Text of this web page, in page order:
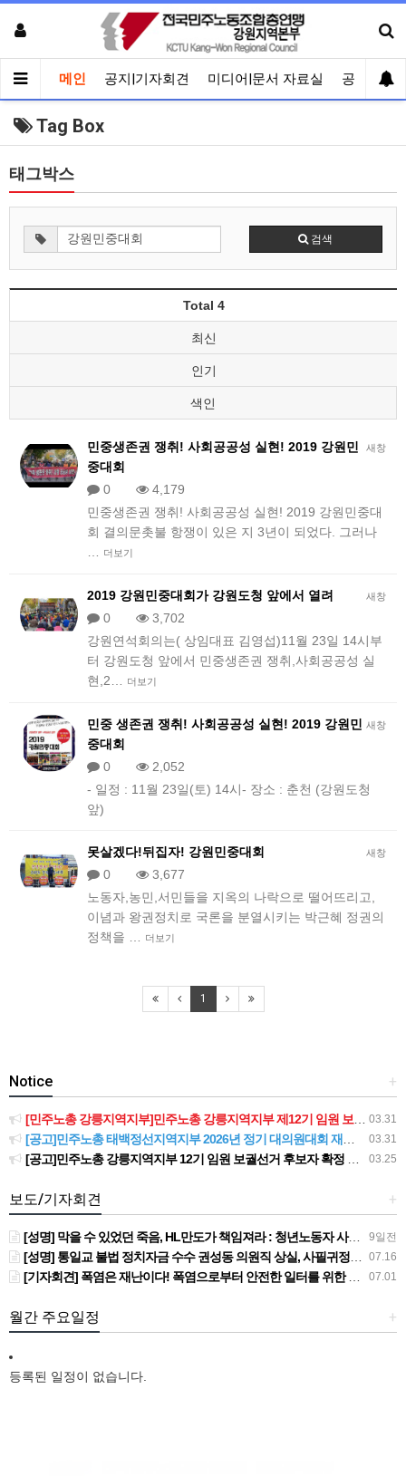
메인 공지|기자회견 미디어|문서 자료실 공유게시
Tag Box
태그박스
검색
Total 4
최신
인기
색인
새창
민중생존권 쟁취! 사회공공성 실현! 2019 강원민
중대회
0
4,179
민중생존권 쟁취! 사회공공성 실현! 2019 강원민중대
회 결의문촛불 항쟁이 있은 지 3년이 되었다. 그러나
더보기
새창
2019 강원민중대회가 강원도청 앞에서 열려
0
3,702
강원연석회의는( 상임대표 김영섭)11월 23일 14시부
터 강원도청 앞에서 민중생존권 쟁취,사회공공성 실
현,2…
더보기
새창
민중 생존권 쟁취! 사회공공성 실현! 2019 강원민
중대회
0
2,052
- 일정 : 11월 23일(토) 14시- 장소 : 춘천 (강원도청
앞)
새창
못살겠다!뒤집자! 강원민중대회
0
3,677
노동자,농민,서민들을 지옥의 나락으로 떨어뜨리고,
이념과 왕권정치로 국론을 분열시키는 박근혜 정권의
정책을 …
더보기
1
+
Notice
03.31
[민주노총 강릉지역지부]민주노총 강릉지역지부 제12기 임원 보궐선거결과 공고
03.31
[공고]민주노총 태백정선지역지부 2026년 정기 대의원대회 재소집 건
03.25
[공고]민주노총 강릉지역지부 12기 임원 보궐선거 후보자 확정 공고
+
보도/기자회견
9일전
[성명] 막을 수 있었던 죽음, HL만도가 책임져라 : 청년노동자 사망사고의 철저한 진상규명과 재발방지 대책 마련하라
07.16
[성명] 통일교 불법 정치자금 수수 권성동 의원직 상실, 사필귀정이다
07.01
[기자회견] 폭염은 재난이다! 폭염으로부터 안전한 일터를 위한 민주노총 강원지역본부 폭염감시단 선포 기자회견
+
월간 주요일정
등록된 일정이 없습니다.